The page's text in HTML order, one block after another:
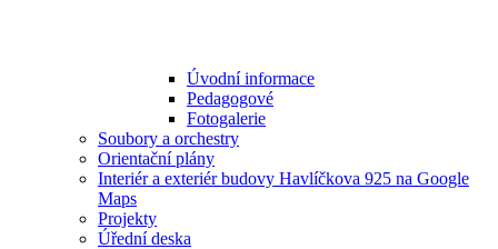
Úvodní informace
Pedagogové
Fotogalerie
Soubory a orchestry
Orientační plány
Interiér a exteriér budovy Havlíčkova 925 na Google
Maps
Projekty
Úřední deska